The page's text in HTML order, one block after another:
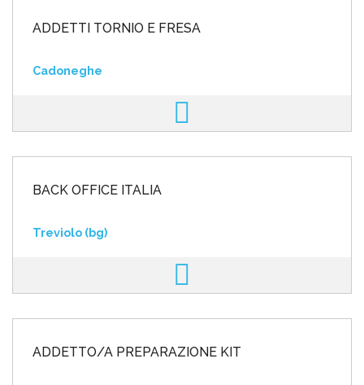
ADDETTI TORNIO E FRESA
Cadoneghe
BACK OFFICE ITALIA
Treviolo (bg)
ADDETTO/A PREPARAZIONE KIT